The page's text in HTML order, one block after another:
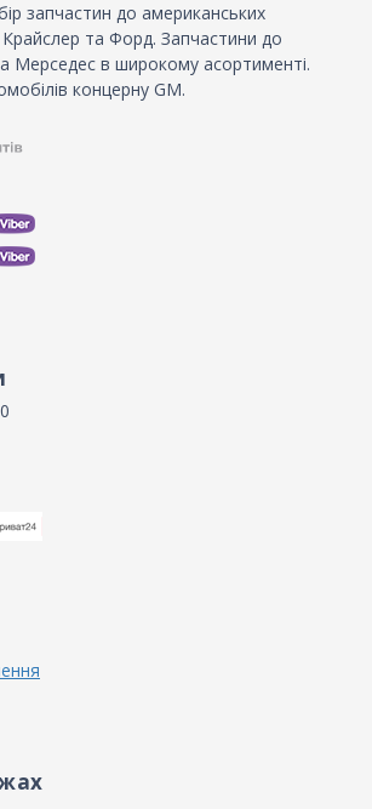
запчастин до американських
та Форд. Запчастини до
Мерседес в широкому асортименті.
концерну GM.